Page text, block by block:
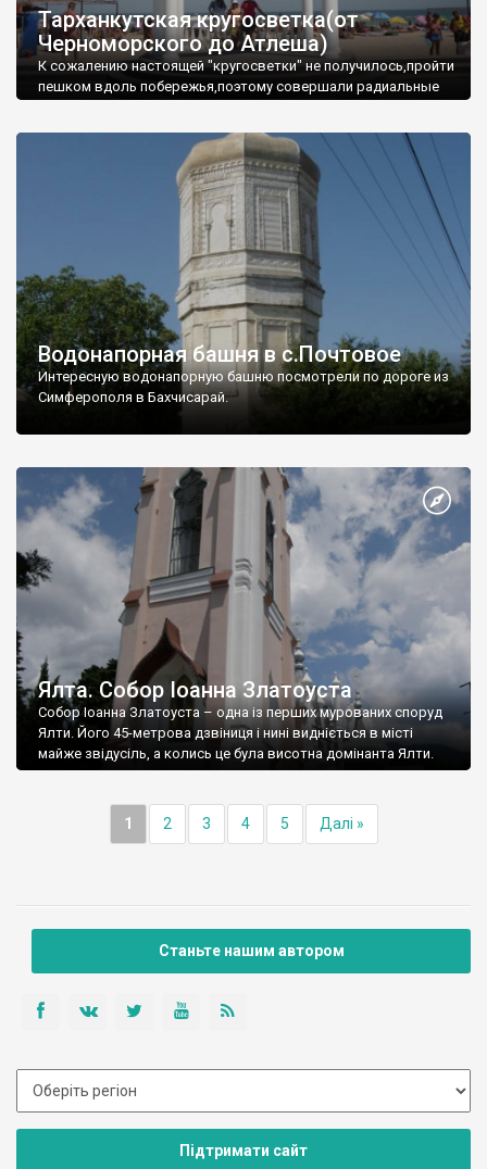
Тарханкутская кругосветка(от
Черноморского до Атлеша)
К сожалению настоящей "кругосветки" не получилось,пройти
пешком вдоль побережья,поэтому совершали радиальные
Водонапорная башня в с.Почтовое
Интересную водонапорную башню посмотрели по дороге из
Симферополя в Бахчисарай.
Ялта. Собор Іоанна Златоуста
Собор Іоанна Златоуста – одна із перших мурованих споруд
Ялти. Його 45-метрова дзвіниця і нині видніється в місті
майже звідусіль, а колись це була висотна домінанта Ялти.
1 2 3 4 5 Далі »
Станьте нашим автором
Підтримати сайт